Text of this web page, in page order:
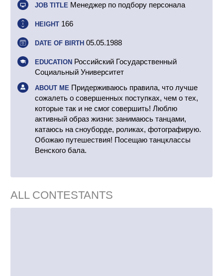
JOB TITLE Менеджер по подбору персонала
HEIGHT 166
DATE OF BIRTH 05.05.1988
EDUCATION Российский Государственный
Социальный Университет
ABOUT ME Придерживаюсь правила, что лучше
сожалеть о совершенных поступках, чем о тех,
которые так и не смог совершить! Люблю
активный образ жизни: занимаюсь танцами,
катаюсь на сноуборде, роликах, фотографирую.
Обожаю путешествия! Посещаю танцклассы
Венского бала.
ALL CONTESTANTS